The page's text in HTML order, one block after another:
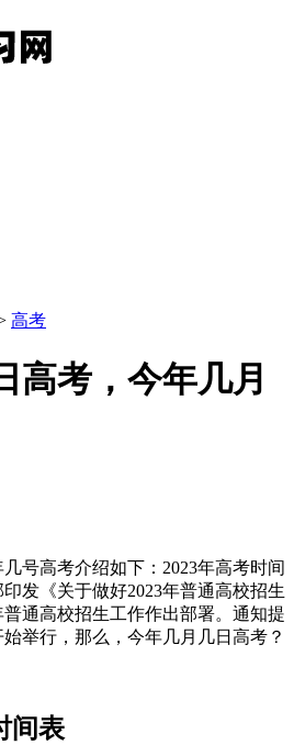
高考
高考，今年几月
号高考介绍如下：2023年高考时间
发《关于做好2023年普通高校招生
通高校招生工作作出部署。通知提
举行，那么，今年几月几日高考？
间表